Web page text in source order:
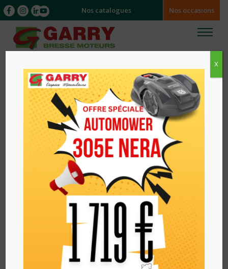
Nos catalogues Nos occasions
/ TETE SOUFFLEUR DB110 HUSQVARNA
X